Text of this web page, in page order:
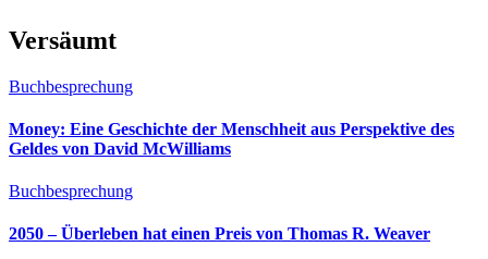
Versäumt
Buchbesprechung
Money: Eine Geschichte der Menschheit aus Perspektive des
Geldes von David McWilliams
Buchbesprechung
2050 – Überleben hat einen Preis von Thomas R. Weaver